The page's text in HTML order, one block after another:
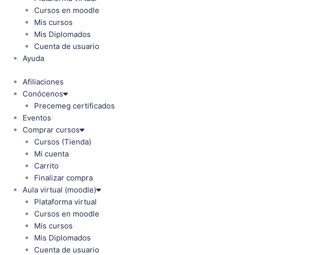
Cursos en moodle
Mis cursos
Mis Diplomados
Cuenta de usuario
Ayuda
Afiliaciones
Conócenos
Precemeg certificados
Eventos
Comprar cursos
Cursos (Tienda)
Mi cuenta
Carrito
Finalizar compra
Aula virtual (moodle)
Plataforma virtual
Cursos en moodle
Mis cursos
Mis Diplomados
Cuenta de usuario